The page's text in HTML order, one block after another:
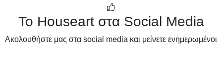
Το Houseart στα Social Media
Ακολουθήστε μας στα social media και μείνετε ενημερωμένοι